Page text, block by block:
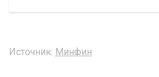
Источник: Минфин